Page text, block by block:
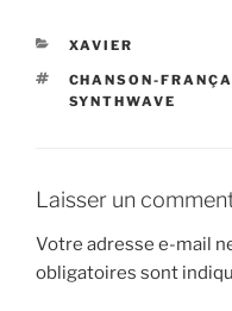
CATÉGORIES
XAVIER
ÉTIQUETTES
CHANSON-
SYNTHWAVE
Laisser un
Votre adresse e-mail
obligatoires sont